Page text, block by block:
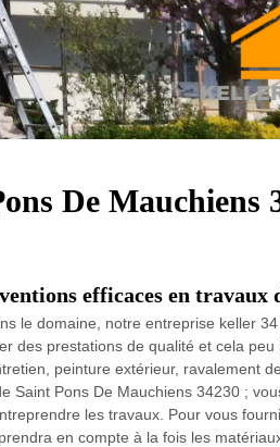
De Mauchiens
efficaces en travaux
le domaine, notre entreprise keller
des prestations de qualité et cela peu
peinture extérieur, ravalement
Saint Pons De Mauchiens 34230 ;
les travaux. Pour vous
en compte à la fois les